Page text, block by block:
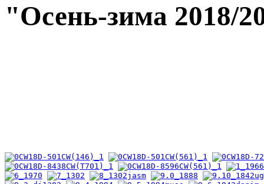
"Осень-зима 2018/